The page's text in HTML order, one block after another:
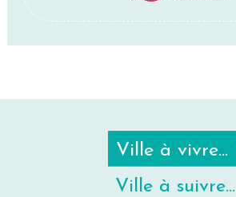
Ville à vivre...
Ville à suivre...